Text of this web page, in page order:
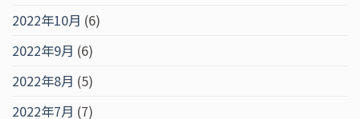
2022年10月 (6)
2022年9月 (6)
2022年8月 (5)
2022年7月 (7)